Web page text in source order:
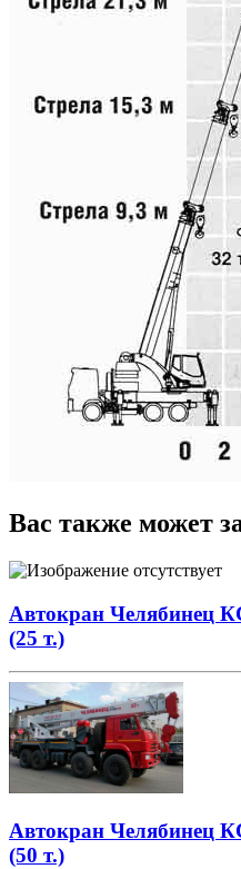
Вас также может
Автокран Челябинец
(25 т.)
Автокран Челябинец
(50 т.)